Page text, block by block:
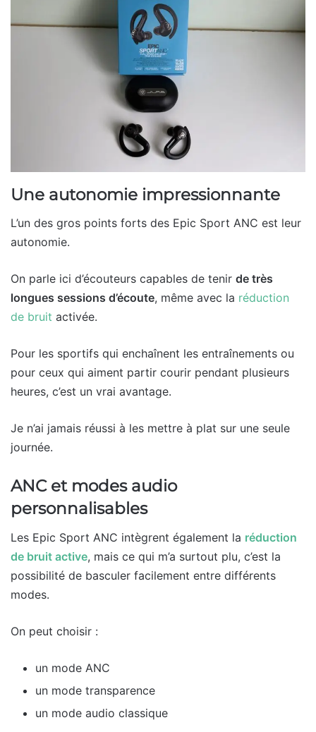
Une autonomie impressionnante
L’un des gros points forts des Epic Sport ANC est leur
autonomie.
On parle ici d’écouteurs capables de tenir de très
longues sessions d’écoute, même avec la réduction
de bruit activée.
Pour les sportifs qui enchaînent les entraînements ou
pour ceux qui aiment partir courir pendant plusieurs
heures, c’est un vrai avantage.
Je n’ai jamais réussi à les mettre à plat sur une seule
journée.
ANC et modes audio
personnalisables
Les Epic Sport ANC intègrent également la réduction
de bruit active, mais ce qui m’a surtout plu, c’est la
possibilité de basculer facilement entre différents
modes.
On peut choisir :
un mode ANC
un mode transparence
un mode audio classique